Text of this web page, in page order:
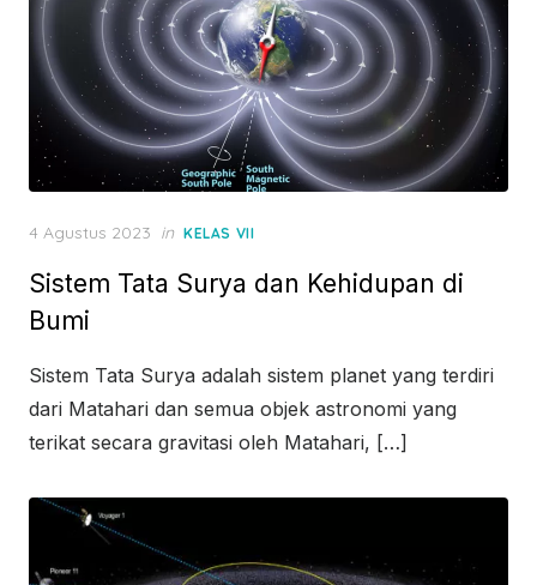
Posted
4 Agustus 2023 in KELAS VII
Sistem Tata Surya dan Kehidupan di
Bumi
Sistem Tata Surya adalah sistem planet yang terdiri
dari Matahari dan semua objek astronomi yang
terikat secara gravitasi oleh Matahari, […]